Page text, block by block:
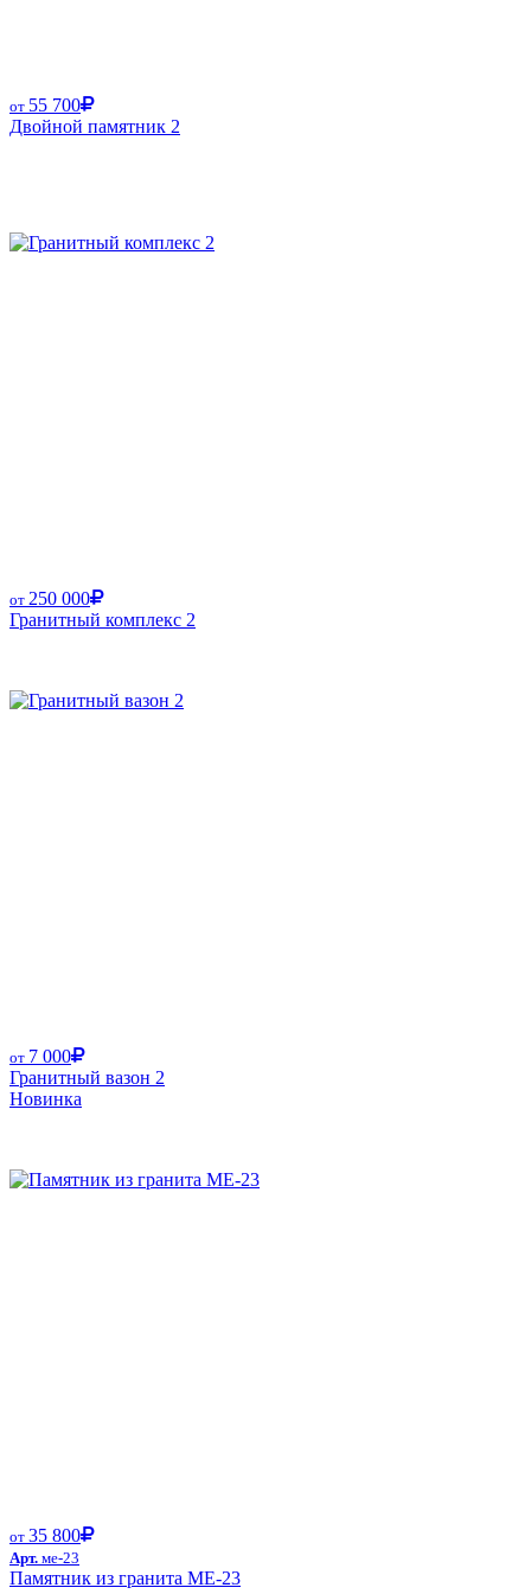
от 55 700
Двойной памятник 2
от 250 000
Гранитный комплекс 2
от 7 000
Гранитный вазон 2
Новинка
от 35 800
Арт. ме-23
Памятник из гранита ME-23